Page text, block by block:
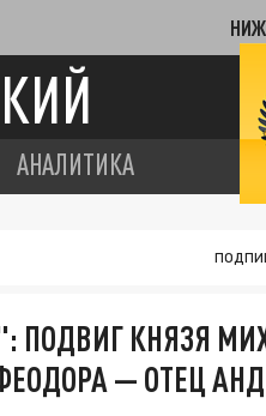
АНАЛИТИКА
ПОДВИГ КНЯЗЯ
— ОТЕЦ